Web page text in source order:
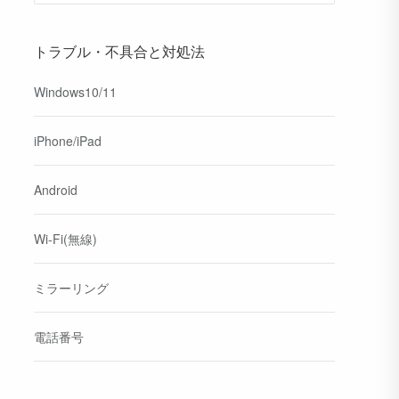
トラブル・不具合と対処法
Windows10/11
iPhone/iPad
Android
Wi-Fi(無線)
ミラーリング
電話番号